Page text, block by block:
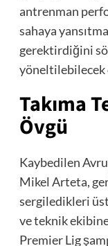
antrenman
sahaya
gerektirdiğini
yöneltilebilecek
Takıma
Övgü
Kaybedilen
Mikel Arteta,
sergiledikleri
ve teknik
Premier Lig